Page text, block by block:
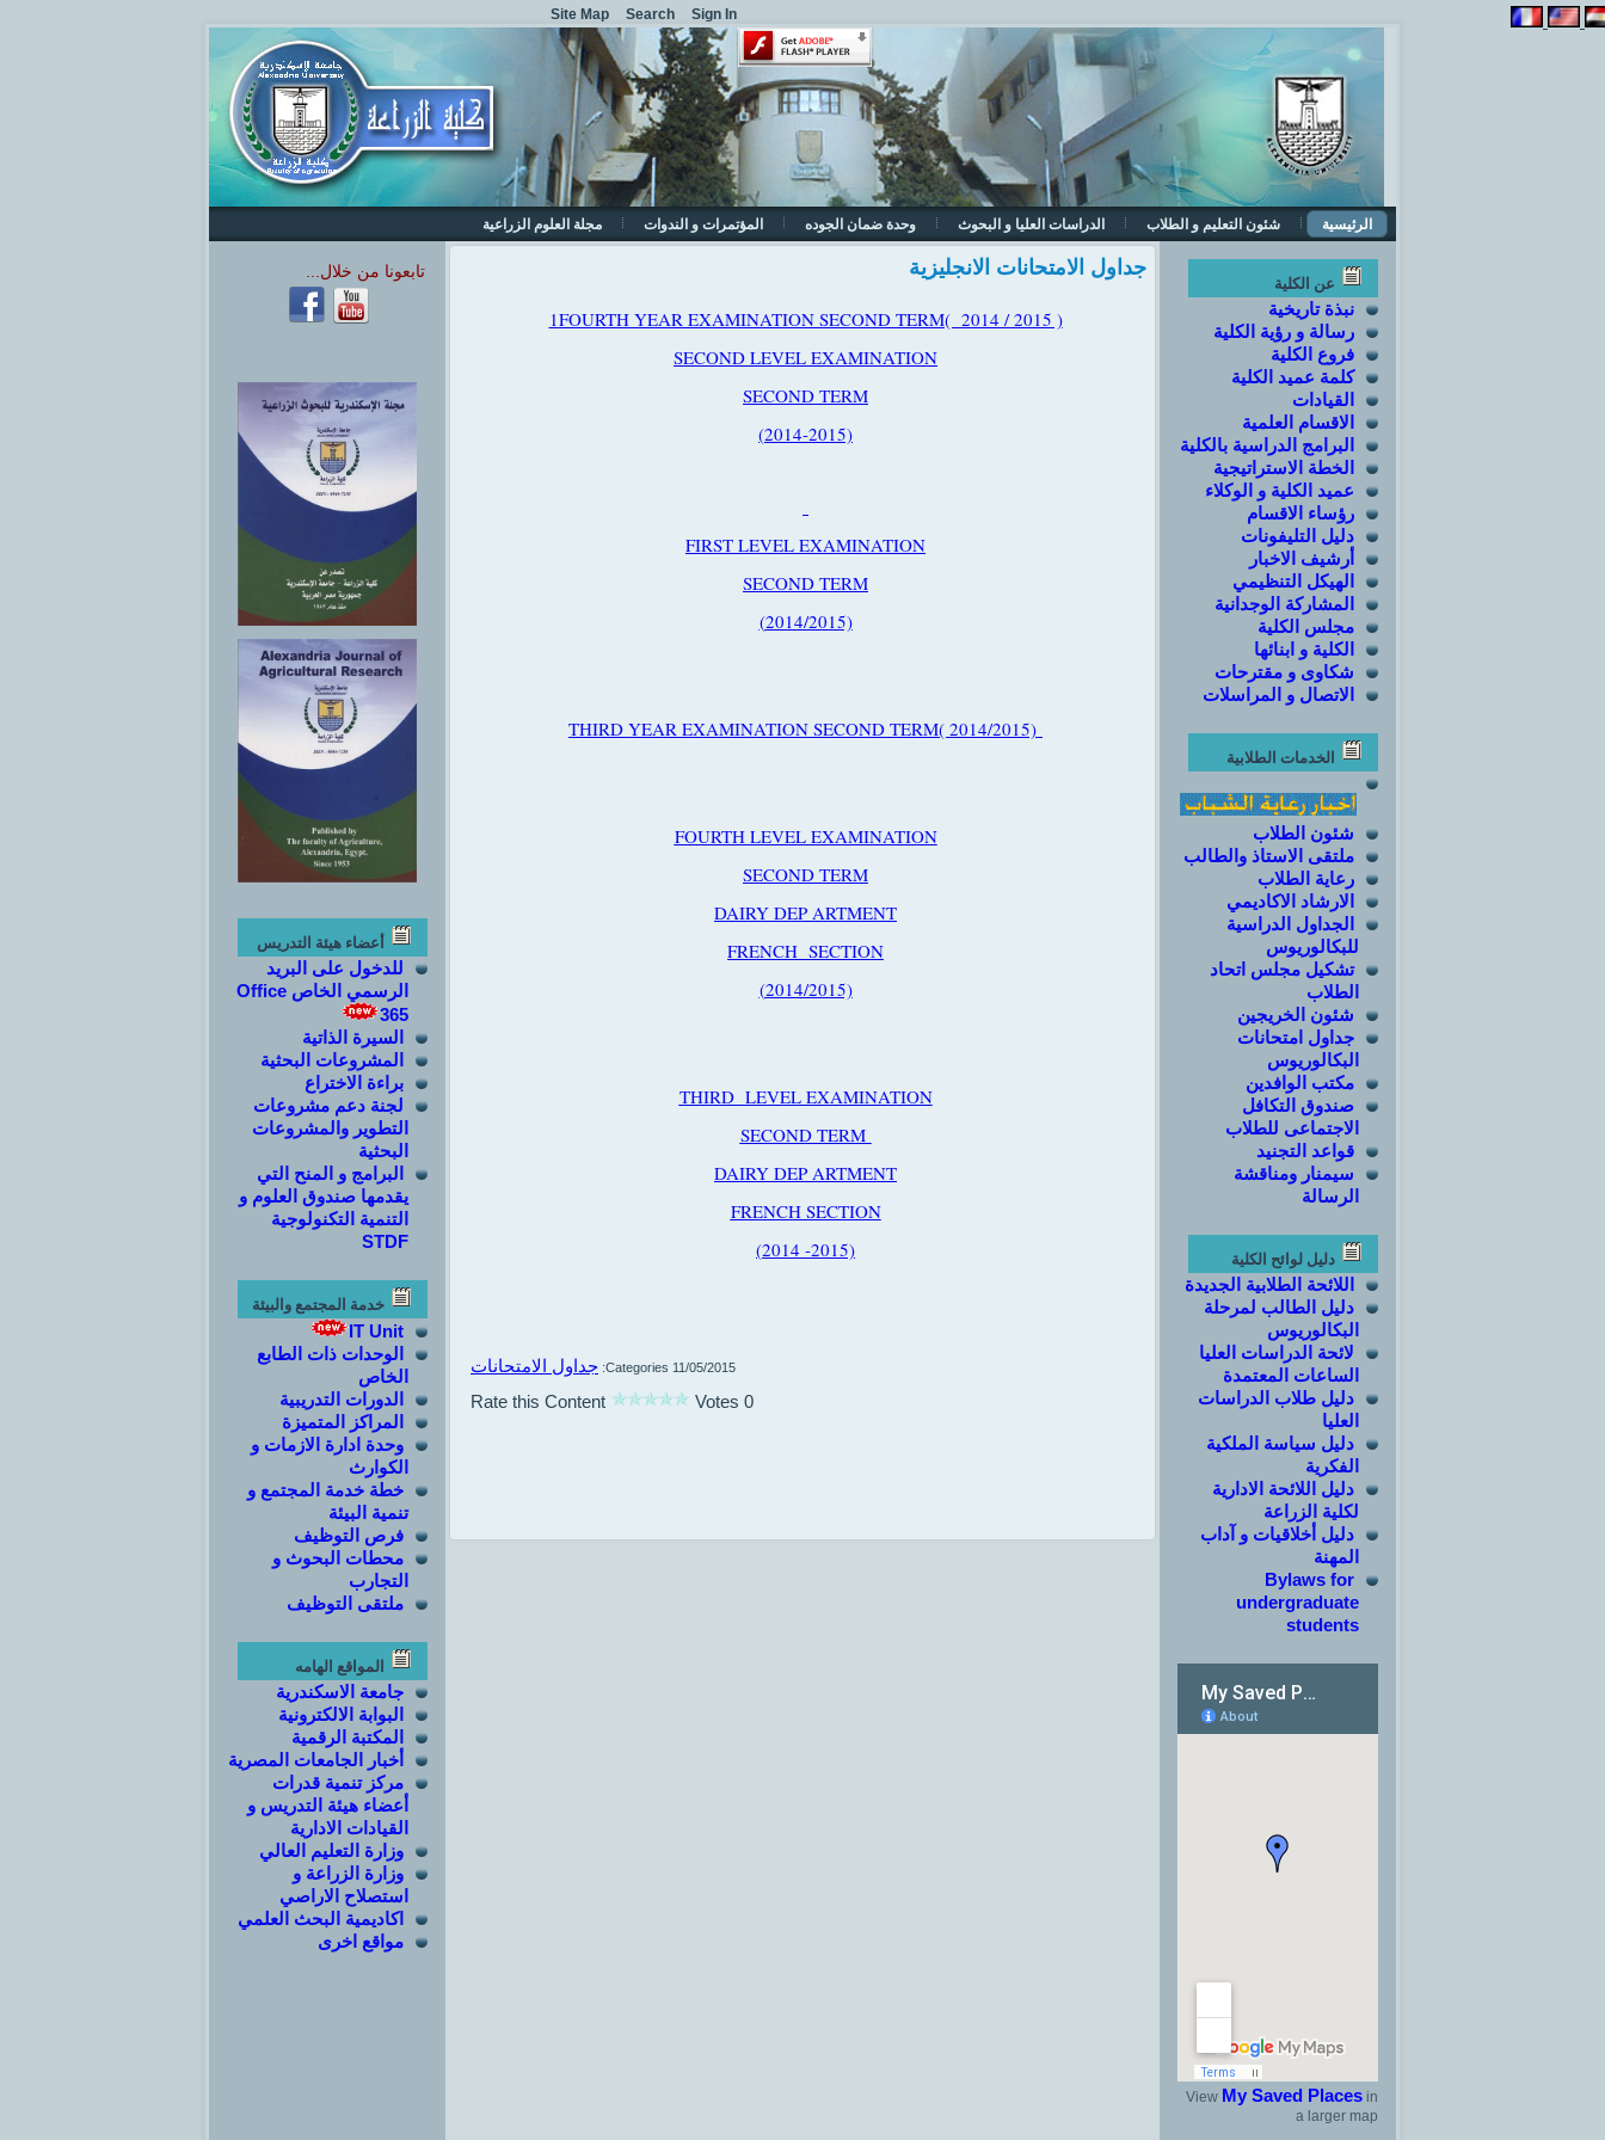
الرئيسية شئون التعليم و الطلاب الدراسات العليا و البحوث وحدة ضمان الجوده المؤتمرات و الندوات مجلة العلوم الزراعية
عن الكلية
نبذة تاريخية
رسالة و رؤية الكلية
فروع الكلية
كلمة عميد الكلية
القيادات
الاقسام العلمية
البرامج الدراسية بالكلية
الخطة الاستراتيجية
عميد الكلية و الوكلاء
رؤساء الاقسام
دليل التليفونات
أرشيف الاخبار
الهيكل التنظيمي
المشاركة الوجدانية
مجلس الكلية
الكلية و ابنائها
شكاوى و مقترحات
الاتصال و المراسلات
الخدمات الطلابية
شئون الطلاب
ملتقى الاستاذ والطالب
رعاية الطلاب
الارشاد الاكاديمي
الجداول الدراسية
للبكالوريوس
تشكيل مجلس اتحاد
الطلاب
شئون الخريجين
جداول امتحانات
البكالوريوس
مكتب الوافدين
صندوق التكافل
الاجتماعى للطلاب
قواعد التجنيد
سيمنار ومناقشة
الرسالة
دليل لوائح الكلية
اللائحة الطلابية الجديدة
دليل الطالب لمرحلة
البكالوريوس
لائحة الدراسات العليا
الساعات المعتمدة
دليل طلاب الدراسات
العليا
دليل سياسة الملكية
الفكرية
دليل اللائحة الادارية
لكلية الزراعة
دليل أخلاقيات و آداب
المهنة
Bylaws for
undergraduate
students
View My Saved Places in
a larger map
جداول الامتحانات الانجليزية
FOURTH YEAR EXAMINATION SECOND TERM( 2014 / 2015 )
1
SECOND LEVEL EXAMINATION
SECOND TERM
2014-2015)
)
FIRST LEVEL EXAMINATION
SECOND TERM
2014/2015)
)
THIRD YEAR EXAMINATION SECOND TERM( 2014/2015)
FOURTH LEVEL EXAMINATION
SECOND TERM
DAIRY DEP ARTMENT
FRENCH SECTION
2014/2015)
)
THIRD LEVEL EXAMINATION
SECOND TERM
DAIRY DEP ARTMENT
FRENCH SECTION
2014 -2015)
)
11/05/2015
Categories: جداول الامتحانات
Rate this Content 0 Votes
تابعونا من خلال...
أعضاء هيئة التدريس
للدخول على البريد
الرسمي الخاص Office
365
السيرة الذاتية
المشروعات البحثية
براءة الاختراع
لجنة دعم مشروعات
التطوير والمشروعات
البحثية
البرامج و المنح التي
يقدمها صندوق العلوم و
التنمية التكنولوجية
STDF
خدمة المجتمع والبيئة
IT Unit
الوحدات ذات الطابع
الخاص
الدورات التدريبية
المراكز المتميزة
وحدة ادارة الازمات و
الكوارث
خطة خدمة المجتمع و
تنمية البيئة
فرص التوظيف
محطات البحوث و
التجارب
ملتقى التوظيف
المواقع الهامه
جامعة الاسكندرية
البوابة الالكترونية
المكتبة الرقمية
أخبار الجامعات المصرية
مركز تنمية قدرات
أعضاء هيئة التدريس و
القيادات الادارية
وزارة التعليم العالي
وزارة الزراعة و
استصلاح الاراصي
اكاديمية البحث العلمي
مواقع اخرى
Site Map Search Sign In